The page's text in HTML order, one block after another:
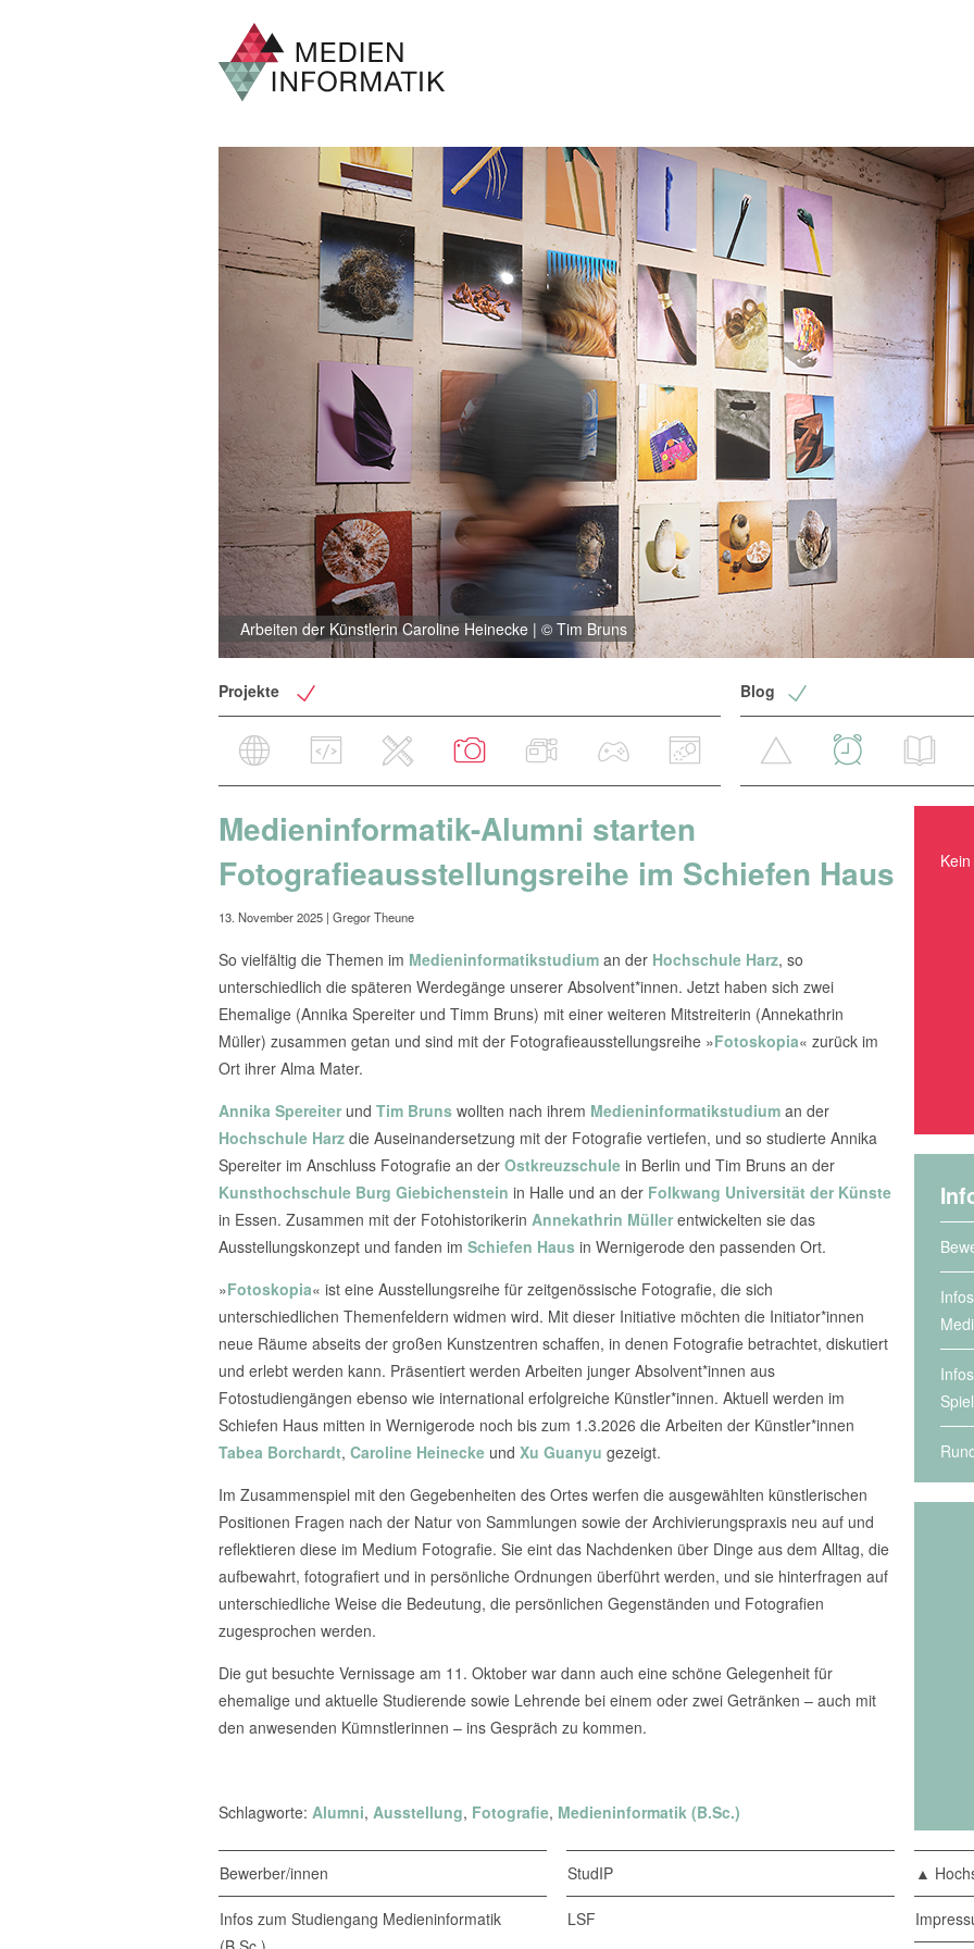
Arbeiten der Künstlerin Caroline Heinecke | © Tim Bruns
Projekte Blog
Kein Ereignis in nächster Zeit.
Medieninformatik-Alumni starten
Fotografieausstellungsreihe im Schiefen Haus
13. November 2025 | Gregor Theune
So vielfältig die Themen im Medieninformatikstudium an der Hochschule Harz, so
unterschiedlich die späteren Werdegänge unserer Absolvent*innen. Jetzt haben sich zwei
Ehemalige (Annika Spereiter und Timm Bruns) mit einer weiteren Mitstreiterin (Annekathrin
Müller) zusammen getan und sind mit der Fotografieausstellungsreihe »Fotoskopia« zurück im
Ort ihrer Alma Mater.
Annika Spereiter und Tim Bruns wollten nach ihrem Medieninformatikstudium an der
Hochschule Harz die Auseinandersetzung mit der Fotografie vertiefen, und so studierte Annika
Spereiter im Anschluss Fotografie an der Ostkreuzschule in Berlin und Tim Bruns an der
Kunsthochschule Burg Giebichenstein in Halle und an der Folkwang Universität der Künste
in Essen. Zusammen mit der Fotohistorikerin Annekathrin Müller entwickelten sie das
Ausstellungskonzept und fanden im Schiefen Haus in Wernigerode den passenden Ort.
»Fotoskopia« ist eine Ausstellungsreihe für zeitgenössische Fotografie, die sich
unterschiedlichen Themenfeldern widmen wird. Mit dieser Initiative möchten die Initiator*innen
neue Räume abseits der großen Kunstzentren schaffen, in denen Fotografie betrachtet, diskutiert
und erlebt werden kann. Präsentiert werden Arbeiten junger Absolvent*innen aus
Fotostudiengängen ebenso wie international erfolgreiche Künstler*innen. Aktuell werden im
Schiefen Haus mitten in Wernigerode noch bis zum 1.3.2026 die Arbeiten der Künstler*innen
Tabea Borchardt, Caroline Heinecke und Xu Guanyu gezeigt.
Im Zusammenspiel mit den Gegebenheiten des Ortes werfen die ausgewählten künstlerischen
Positionen Fragen nach der Natur von Sammlungen sowie der Archivierungspraxis neu auf und
reflektieren diese im Medium Fotografie. Sie eint das Nachdenken über Dinge aus dem Alltag, die
aufbewahrt, fotografiert und in persönliche Ordnungen überführt werden, und sie hinterfragen auf
unterschiedliche Weise die Bedeutung, die persönlichen Gegenständen und Fotografien
zugesprochen werden.
Die gut besuchte Vernissage am 11. Oktober war dann auch eine schöne Gelegenheit für
ehemalige und aktuelle Studierende sowie Lehrende bei einem oder zwei Getränken – auch mit
den anwesenden Kümnstlerinnen – ins Gespräch zu kommen.
Schlagworte: Alumni, Ausstellung, Fotografie, Medieninformatik (B.Sc.)
Bewerber/innen
Infos zum Studiengang Medieninformatik
StudIP
LSF
▲